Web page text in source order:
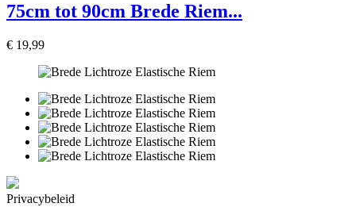
75cm tot 90cm Brede Riem...
€ 19,99
Privacybeleid